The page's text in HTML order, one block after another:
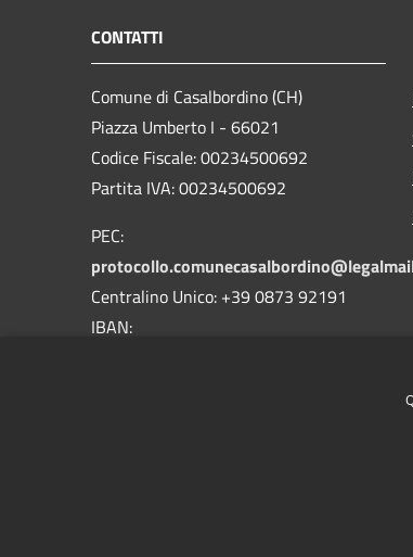
CONTATTI
Comune di Casalbordino (CH)
Piazza Umberto I - 66021
Codice Fiscale: 00234500692
Partita IVA: 00234500692
PEC:
Centralino Unico: +39 0873 92191
IBAN: